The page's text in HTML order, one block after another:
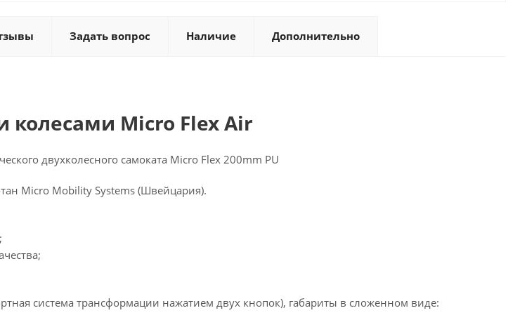
Задать вопрос Наличие Дополнительно
Micro Flex Air
двухколесного самоката Micro Flex 200mm PU
Micro Mobility Systems (Швейцария).
система трансформации нажатием двух кнопок), габариты в сложенном виде: